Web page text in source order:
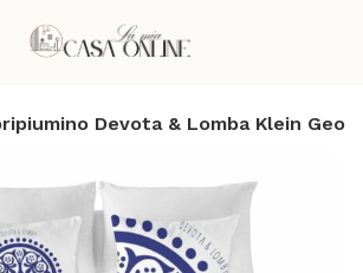
Devota & Lomba Klein Geo